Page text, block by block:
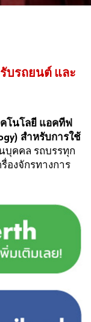
ยงแค่ 3 ขั้นตอน
บรถยนต์ และ
คโนโลยี แอคทีฟ
สำหรับการใช้
บุคคล รถบรรทุก
องจักรทางการ